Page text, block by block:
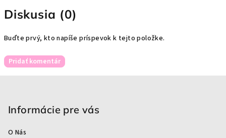
Diskusia (0)
Buďte prvý, kto napíše príspevok k tejto položke.
Pridať komentár
Informácie pre vás
O Nás